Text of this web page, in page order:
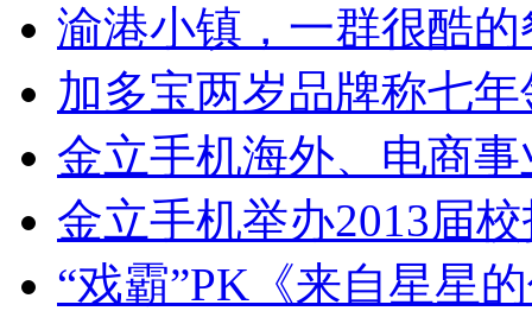
渝港小镇，一群很酷
加多宝两岁品牌称七
金立手机海外、电商
金立手机举办2013届
“戏霸”PK《来自星星